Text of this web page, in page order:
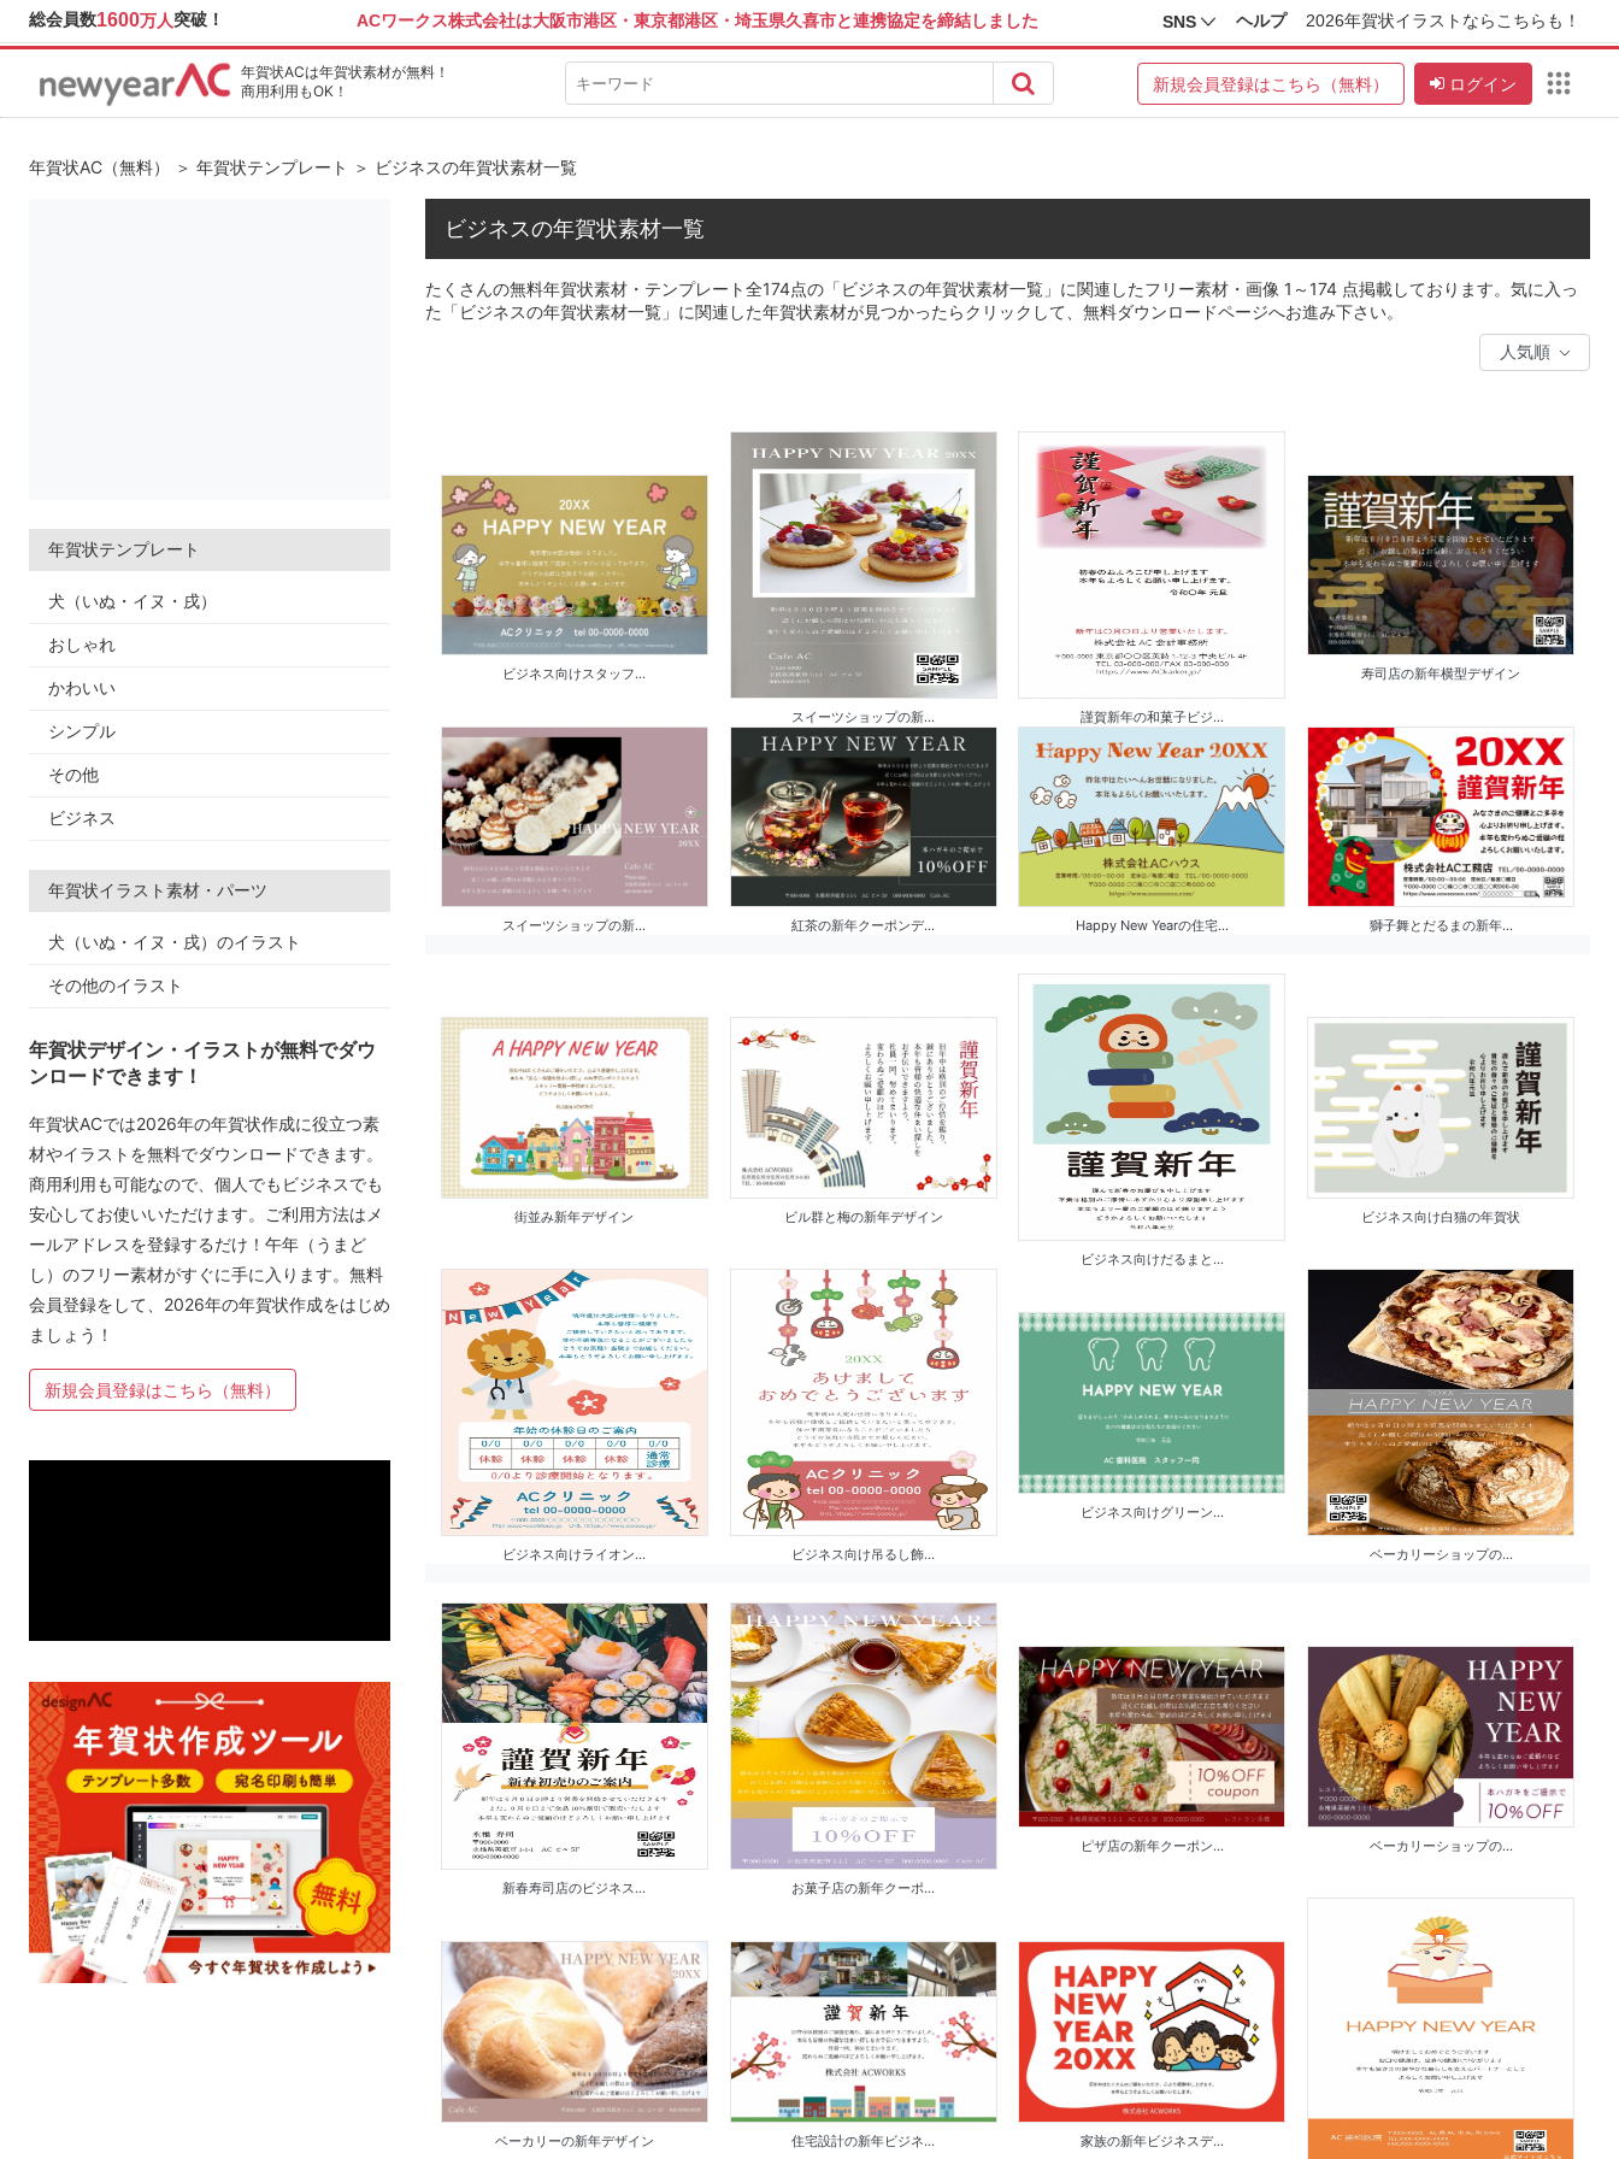
総会員数1600万人突破！ ACワークス株式会社は大阪市港区・東京都港区・埼玉県久喜市と連携協定を締結しました SNS ヘルプ 2026年賀状イラストならこちらも！
年賀状ACは年賀状素材が無料！
商用利用もOK！
新規会員登録はこちら（無料） ログイン
年賀状AC（無料） ＞ 年賀状テンプレート ＞ ビジネスの年賀状素材一覧
年賀状テンプレート
犬（いぬ・イヌ・戌）
おしゃれ
かわいい
シンプル
その他
ビジネス
年賀状イラスト素材・パーツ
犬（いぬ・イヌ・戌）のイラスト
その他のイラスト
年賀状デザイン・イラストが無料でダウ
ンロードできます！
年賀状ACでは2026年の年賀状作成に役立つ素
材やイラストを無料でダウンロードできます。
商用利用も可能なので、個人でもビジネスでも
安心してお使いいただけます。ご利用方法はメ
ールアドレスを登録するだけ！午年（うまど
し）のフリー素材がすぐに手に入ります。無料
会員登録をして、2026年の年賀状作成をはじめ
ましょう！
新規会員登録はこちら（無料）
ビジネスの年賀状素材一覧
たくさんの無料年賀状素材・テンプレート全174点の「ビジネスの年賀状素材一覧」に関連したフリー素材・画像 1～174 点掲載しております。気に入っ
た「ビジネスの年賀状素材一覧」に関連した年賀状素材が見つかったらクリックして、無料ダウンロードページへお進み下さい。
ビジネス向けスタッフ...
スイーツショップの新... 謹賀新年の和菓子ビジ...
寿司店の新年横型デザイン
スイーツショップの新... 紅茶の新年クーポンデ... Happy New Yearの住宅... 獅子舞とだるまの新年...
街並み新年デザイン ビル群と梅の新年デザイン
ビジネス向けだるまと...
ビジネス向け白猫の年賀状
ビジネス向けライオン... ビジネス向け吊るし飾...
ビジネス向けグリーン...
ベーカリーショップの...
新春寿司店のビジネス... お菓子店の新年クーポ...
ピザ店の新年クーポン... ベーカリーショップの...
ベーカリーの新年デザイン 住宅設計の新年ビジネ... 家族の新年ビジネスデ...